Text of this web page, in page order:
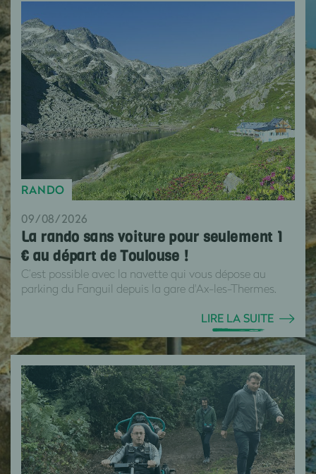
RANDO
09/08/2026
La rando sans voiture pour seulement 1
€ au départ de Toulouse !
C’est possible avec la navette qui vous dépose au
parking du Fanguil depuis la gare d'Ax-les-Thermes.
LIRE LA SUITE